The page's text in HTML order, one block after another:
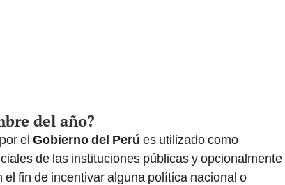
del año?
el Gobierno del Perú es utilizado como
de las instituciones públicas y opcionalmente
fin de incentivar alguna política nacional o